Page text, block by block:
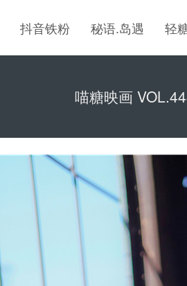
抖音铁粉 秘语.岛遇 轻
喵糖映画